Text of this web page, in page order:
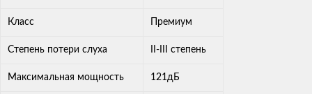
Класс Премиум
Степень потери слуха II-III степень
Максимальная мощность 121дБ